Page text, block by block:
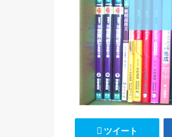
ツイート